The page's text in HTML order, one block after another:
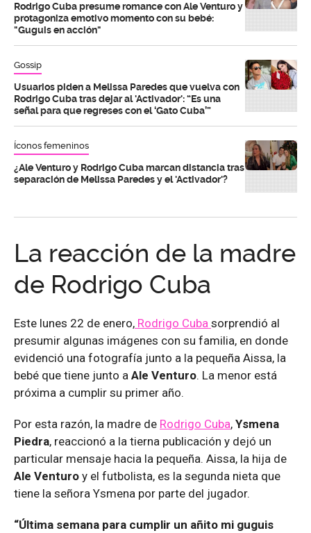
Rodrigo Cuba presume romance con Ale Venturo y
protagoniza emotivo momento con su bebé:
"Guguis en acción"
Gossip
Usuarios piden a Melissa Paredes que vuelva con
Rodrigo Cuba tras dejar al 'Activador': “Es una
señal para que regreses con el ‘Gato Cuba’”
Íconos femeninos
¿Ale Venturo y Rodrigo Cuba marcan distancia tras
separación de Melissa Paredes y el 'Activador'?
La reacción de la madre
de Rodrigo Cuba
Este lunes 22 de enero, Rodrigo Cuba sorprendió al
presumir algunas imágenes con su familia, en donde
evidenció una fotografía junto a la pequeña Aissa, la
bebé que tiene junto a Ale Venturo. La menor está
próxima a cumplir su primer año.
Por esta razón, la madre de Rodrigo Cuba, Ysmena
Piedra, reaccionó a la tierna publicación y dejó un
particular mensaje hacia la pequeña. Aissa, la hija de
Ale Venturo y el futbolista, es la segunda nieta que
tiene la señora Ysmena por parte del jugador.
“Última semana para cumplir un añito mi guguis